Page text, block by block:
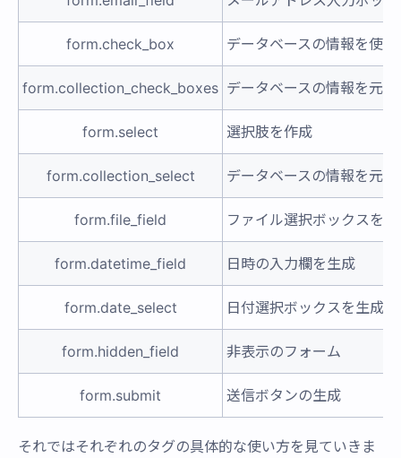
form.check_box データベースの情報を使
form.collection_check_boxes データベースの情報を元
form.select 選択肢を作成
form.collection_select データベースの情報を元
form.file_field ファイル選択ボックスを
form.datetime_field 日時の入力欄を生成
form.date_select 日付選択ボックスを生成
form.hidden_field 非表示のフォーム
form.submit 送信ボタンの生成
それではそれぞれのタグの具体的な使い方を見ていきま